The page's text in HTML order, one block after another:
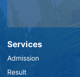
Services
Admission
Result